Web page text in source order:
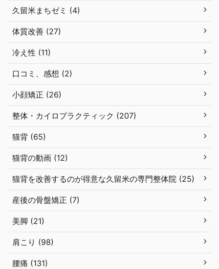
久留米まちゼミ (4)
体質改善 (27)
冷え性 (11)
口コミ、感想 (2)
小顔矯正 (26)
整体・カイロプラクティック (207)
猫背 (65)
猫背の動画 (12)
猫背を改善するのが得意な久留米の専門整体院 (25)
産後の骨盤矯正 (7)
美脚 (21)
肩こり (98)
腰痛 (131)